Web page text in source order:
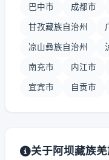
巴中市 成都市
甘孜藏族自治州
凉山彝族自治州
南充市 内江市
宜宾市 自贡市
关于阿坝藏族